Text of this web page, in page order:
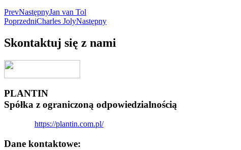
PrevNastępnyJan van Tol
PoprzedniCharles JolyNastępny
Skontaktuj się z nami
PLANTIN
Spółka z ograniczoną odpowiedzialnością
https://plantin.com.pl/
Dane kontaktowe: